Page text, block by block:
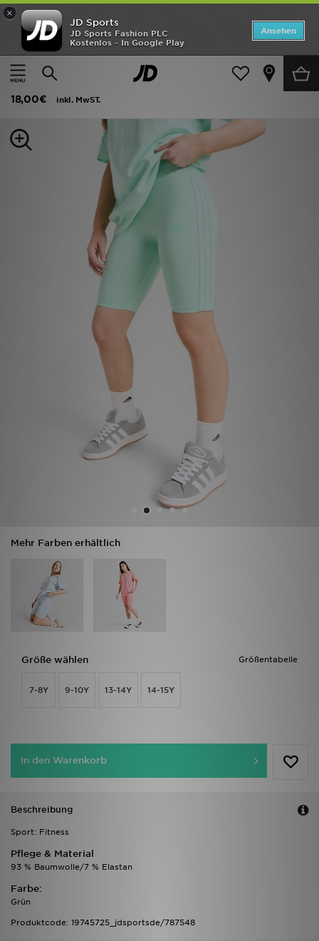
×
JD Sports
JD Sports Fashion PLC
Kostenlos - In Google Play
Ansehen
Home
Kinder Kleidung Jugendliche (8-15 Jahre) Shorts
adidas Girls' Badge of Sport Oversized Shorts Junior
18,00€
inkl. MwST.
Mehr Farben erhältlich
Größentabelle
Größe wählen
7-8Y 9-10Y 13-14Y 14-15Y
In den Warenkorb
Beschreibung
Sport: Fitness
Pflege & Material
93 % Baumwolle/7 % Elastan
Farbe:
Grün
Produktcode: 19745725_jdsportsde/787548
ANGEBOTE
Neuheiten
Kinder
Geschenkgutschein